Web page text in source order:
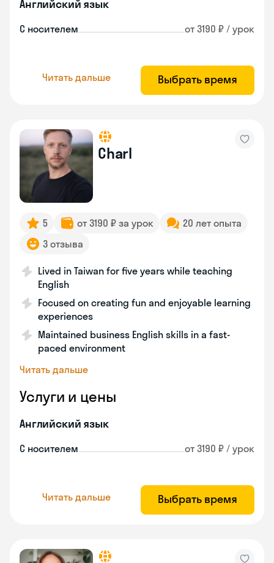
Английский язык
С носителем от 3190 ₽ / урок
Читать дальше Выбрать время
Charl
5 от 3190 ₽ за урок
20 лет опыта
3 отзыва
Lived in Taiwan for five years while teaching
English
Focused on creating fun and enjoyable learning
experiences
Maintained business English skills in a fast-
paced environment
Читать дальше
Услуги и цены
Английский язык
С носителем от 3190 ₽ / урок
Читать дальше Выбрать время